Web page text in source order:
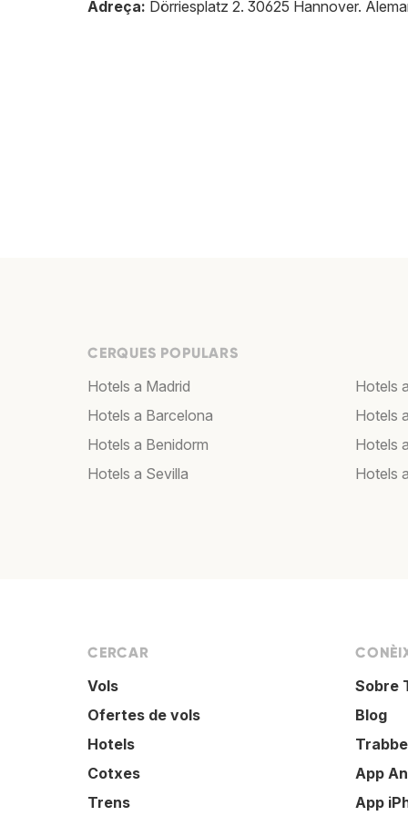
Adreça: Dörriesplatz 2. 30625 Hannover.
CERQUES POPULARS
Hotels a Madrid
Hotels a Barcelona
Hotels a Benidorm
Hotels a Sevilla
Hotels
Hotels
Hotels
Hotels
CERCAR
Vols
Ofertes de vols
Hotels
Cotxes
Trens
Sobre
Blog
App
App